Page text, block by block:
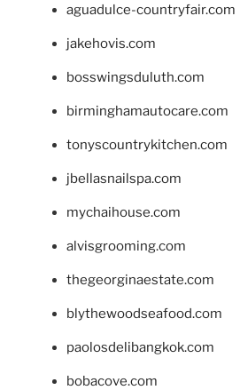
aguadulce-countryfair.com
jakehovis.com
bosswingsduluth.com
birminghamautocare.com
tonyscountrykitchen.com
jbellasnailspa.com
mychaihouse.com
alvisgrooming.com
thegeorginaestate.com
blythewoodseafood.com
paolosdelibangkok.com
bobacove.com